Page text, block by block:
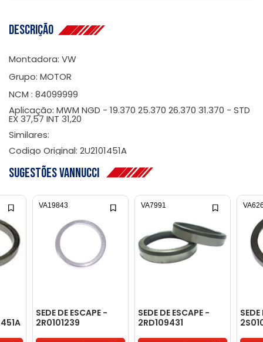
Descrição
Montadora: VW
Grupo: MOTOR
NCM : 84099999
Aplicação: MWM NGD - 19.370 25.370 26.370 31.370 - STD
EX 37,57 INT 31,20
Similares:
Codigo Original: 2U2101451A
Sugestões Vannucci
SEDE DE ESCAPE -
2R0101239
VA19843
SEDE DE ESCAPE -
2RD109431
VA7991